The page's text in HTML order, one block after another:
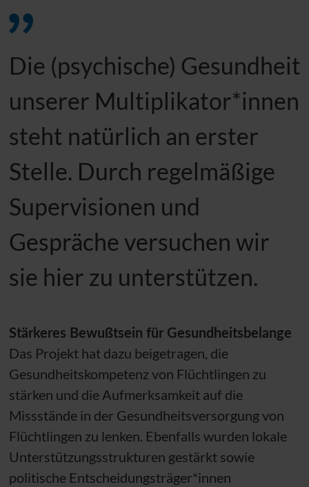
Die (psychische) Gesundheit
unserer Multiplikator*innen
steht natürlich an erster
Stelle. Durch regelmäßige
Supervisionen und
Gespräche versuchen wir
sie hier zu unterstützen.
Stärkeres Bewußtsein für Gesundheitsbelange
Das Projekt hat dazu beigetragen, die
Gesundheitskompetenz von Flüchtlingen zu
stärken und die Aufmerksamkeit auf die
Missstände in der Gesundheitsversorgung von
Flüchtlingen zu lenken. Ebenfalls wurden lokale
Unterstützungsstrukturen gestärkt sowie
politische Entscheidungsträger*innen